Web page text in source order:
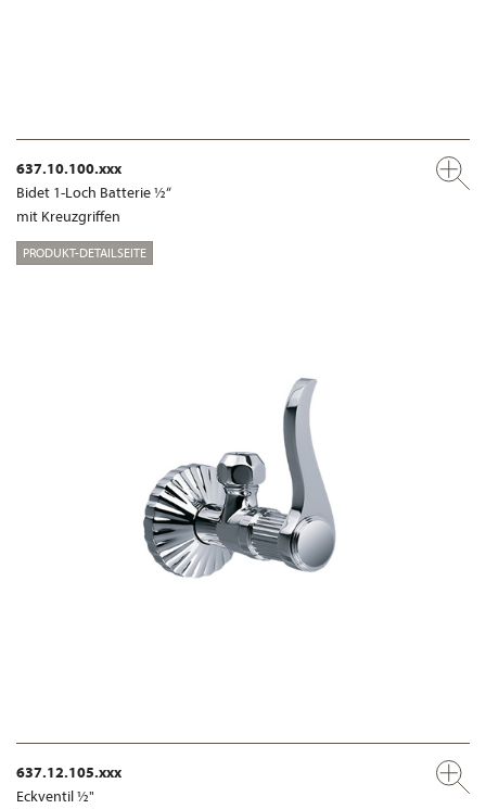
637.10.100.xxx
Bidet 1-Loch Batterie ½“
mit Kreuzgriffen
PRODUKT-DETAILSEITE
637.12.105.xxx
Eckventil ½"